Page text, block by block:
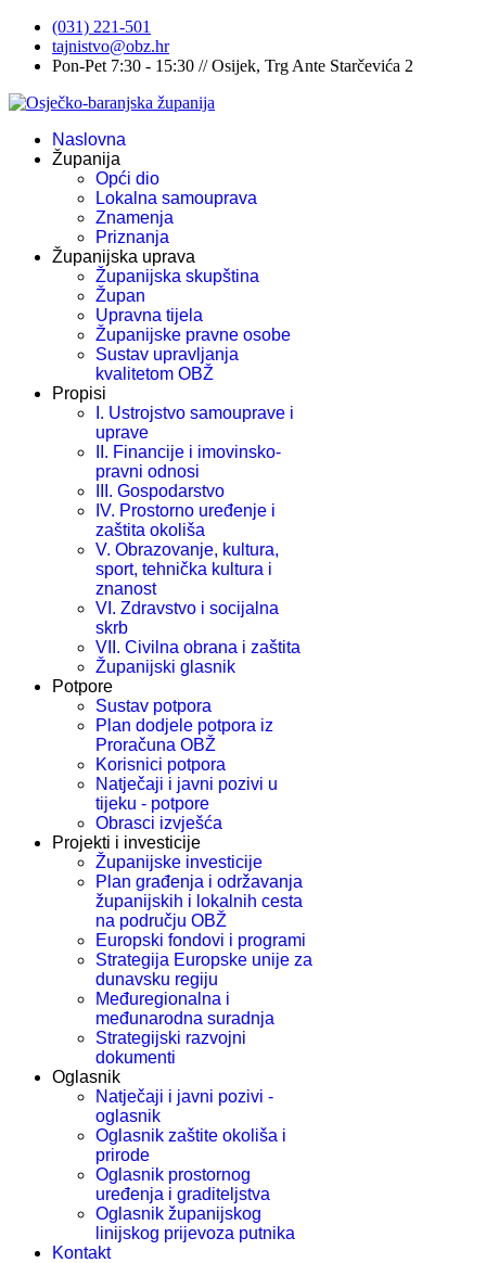
(031) 221-501
tajnistvo@obz.hr
Pon-Pet 7:30 - 15:30 // Osijek, Trg Ante Starčevića 2
Naslovna
Županija
Opći dio
Lokalna samouprava
Znamenja
Priznanja
Županijska uprava
Županijska skupština
Župan
Upravna tijela
Županijske pravne osobe
Sustav upravljanja
kvalitetom OBŽ
Propisi
I. Ustrojstvo samouprave i
uprave
II. Financije i imovinsko-
pravni odnosi
III. Gospodarstvo
IV. Prostorno uređenje i
zaštita okoliša
V. Obrazovanje, kultura,
sport, tehnička kultura i
znanost
VI. Zdravstvo i socijalna
skrb
VII. Civilna obrana i zaštita
Županijski glasnik
Potpore
Sustav potpora
Plan dodjele potpora iz
Proračuna OBŽ
Korisnici potpora
Natječaji i javni pozivi u
tijeku - potpore
Obrasci izvješća
Projekti i investicije
Županijske investicije
Plan građenja i održavanja
županijskih i lokalnih cesta
na području OBŽ
Europski fondovi i programi
Strategija Europske unije za
dunavsku regiju
Međuregionalna i
međunarodna suradnja
Strategijski razvojni
dokumenti
Oglasnik
Natječaji i javni pozivi -
oglasnik
Oglasnik zaštite okoliša i
prirode
Oglasnik prostornog
uređenja i graditeljstva
Oglasnik županijskog
linijskog prijevoza putnika
Kontakt